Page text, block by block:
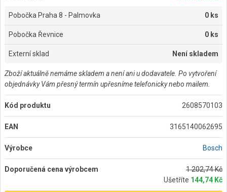
Pobočka Praha 8 - Palmovka 0 ks
Pobočka Řevnice 0 ks
Externí sklad Není skladem
Zboží aktuálně nemáme skladem a není ani u dodavatele. Po vytvoření
objednávky Vám přesný termín upřesníme telefonicky nebo mailem.
Kód produktu 2608570103
EAN 3165140062695
Výrobce Bosch
Doporučená cena výrobcem
1 202,74 Kč
Ušetříte 144,74 Kč